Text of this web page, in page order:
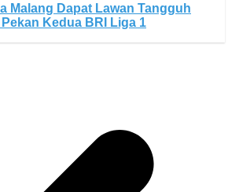
Malang Dapat Lawan Tangguh
Kedua BRI Liga 1